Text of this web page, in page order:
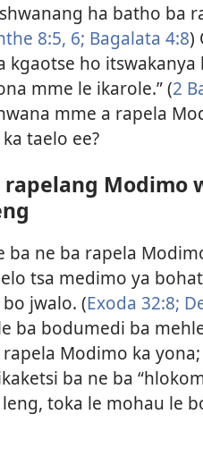
ha batho ba
8:​5, 6; Bagalata 4:⁠8)
ho
mme le ikarole.” (2
mme a rapela
taelo ee?
rapelang Modimo
ba ne ba rapela
tsa medimo ya
jwalo. (Exoda 32:⁠8;
ba bodumedi ba
Modimo ka
ba ne ba
toka le mohau le